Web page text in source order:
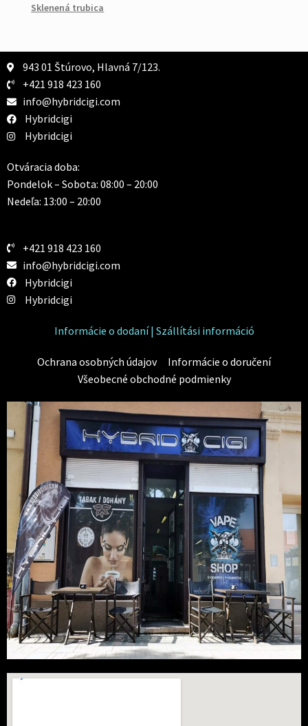
Sklenená trubica
943 01 Štúrovo, Hlavná 7/123.
+421 918 423 160
info@hybridcigi.com
Hybridcigi
Hybridcigi
Otváracia doba:
Pondelok – Sobota: 08:00 – 20:00
Nedeľa: 13:00 – 20:00
+421 918 423 160
info@hybridcigi.com
Hybridcigi
Hybridcigi
Informácie o dodaní | Szállítási információ
Ochrana osobných údajov
Informácie o doručení
Všeobecné obchodné podmienky